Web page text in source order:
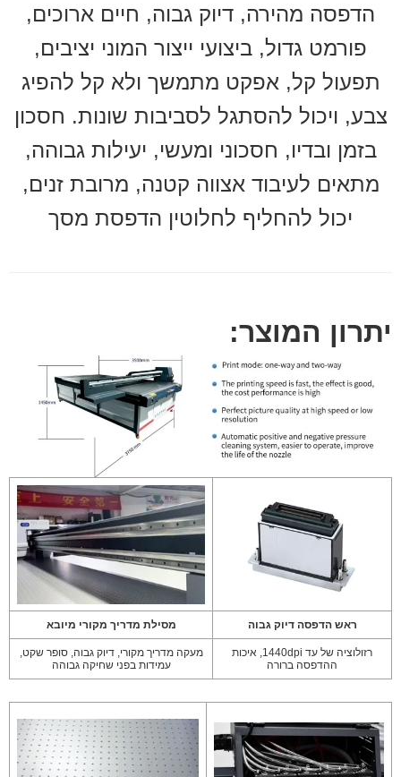
הדפסה מהירה, דיוק גבוה, חיים ארוכים,
פורמט גדול, ביצועי ייצור המוני יציבים,
תפעול קל, אפקט מתמשך ולא קל להפיג
צבע, ויכול להסתגל לסביבות שונות. חסכון
בזמן ובדיו, חסכוני ומעשי, יעילות גבוהה,
מתאים לעיבוד אצווה קטנה, מרובת זנים,
יכול להחליף לחלוטין הדפסת מסך
יתרון המוצר:
ראש הדפסה דיוק גבוה מסילת מדריך מקורי מיובא
רזולוציה של עד 1440dpi, איכות
ההדפסה ברורה
מעקה מדריך מקורי, דיוק גבוה, סופר שקט,
עמידות בפני שחיקה גבוהה